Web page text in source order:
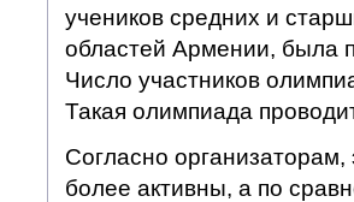
учеников средних и
областей Армении, была
Число участников
Такая олимпиада
Согласно организаторам,
более активны, а по